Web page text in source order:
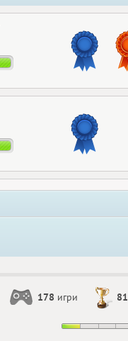
178 игри 81